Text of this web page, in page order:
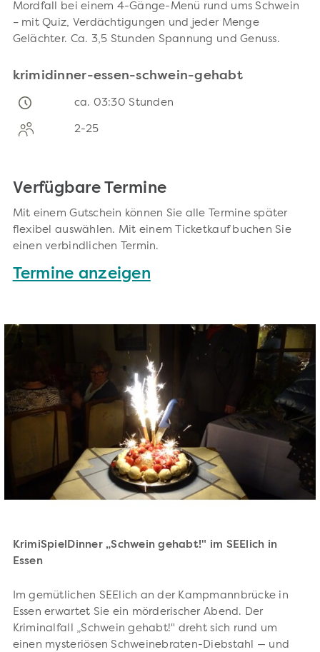
Mordfall bei einem 4-Gänge-Menü rund ums Schwein
– mit Quiz, Verdächtigungen und jeder Menge
Gelächter. Ca. 3,5 Stunden Spannung und Genuss.
krimidinner-essen-schwein-gehabt
ca. 03:30 Stunden
2-25
Verfügbare Termine
Mit einem Gutschein können Sie alle Termine später
flexibel auswählen. Mit einem Ticketkauf buchen Sie
einen verbindlichen Termin.
Termine anzeigen
KrimiSpielDinner „Schwein gehabt!" im SEElich in
Essen
Im gemütlichen SEElich an der Kampmannbrücke in
Essen erwartet Sie ein mörderischer Abend. Der
Kriminalfall „Schwein gehabt!" dreht sich rund um
einen mysteriösen Schweinebraten-Diebstahl — und